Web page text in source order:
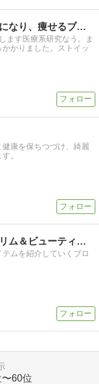
和食と有酸素運動で健康になり、痩せるブログ
ます医療系研究なう。ま
かりました。ストイッ
康を保ちつづけ、綺麗
。
素敵な身体に憧れて スリム＆ビューティーに
ムを紹介していくブロ
60位